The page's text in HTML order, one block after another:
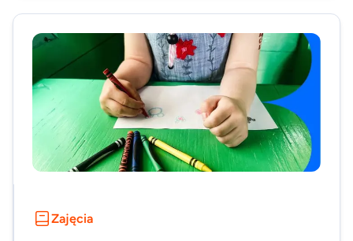
Zajęcia